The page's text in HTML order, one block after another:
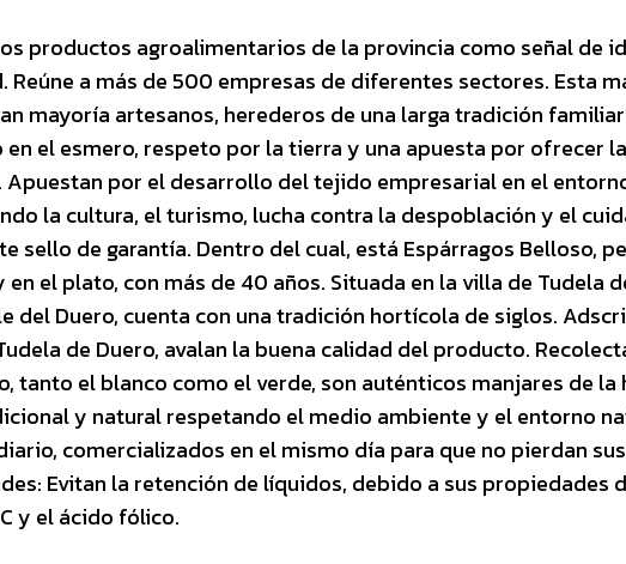
productos agroalimentarios de la provincia como señal de
a más de 500 empresas de diferentes sectores. Esta
mayoría artesanos, herederos de una larga tradición
el esmero, respeto por la tierra y una apuesta por ofrecer
por el desarrollo del tejido empresarial en el
la cultura, el turismo, lucha contra la despoblación y el
sello de garantía. Dentro del cual, está Espárragos Belloso,
el plato, con más de 40 años. Situada en la villa de Tudela
del Duero, cuenta con una tradición hortícola de siglos.
de Duero, avalan la buena calidad del producto.
tanto el blanco como el verde, son auténticos manjares de la
y natural respetando el medio ambiente y el entorno
comercializados en el mismo día para que no pierdan sus
Evitan la retención de líquidos, debido a sus propiedades
y el ácido fólico.